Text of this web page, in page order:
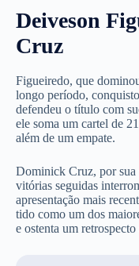
Deiveson
Cruz
Figueiredo, que
longo período,
defendeu o título com
ele soma um cartel de
além de um empate.
Dominick Cruz, por sua
vitórias seguidas
apresentação mais
tido como um dos
e ostenta um